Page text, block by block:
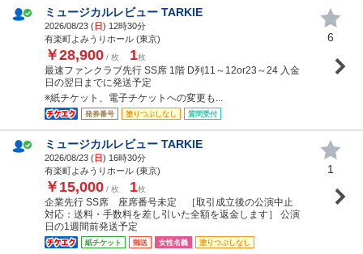
ミュージカルレビュー TARKIE
2026/08/23 (日) 12時30分
有楽町よみうりホール (東京)
￥28,900 / 枚 1枚
最速ファンクラブ先行 SS席 1階 D列11～12or23～24 入金
日の翌日までに発送予定
※紙チケット、電子チケットへの変更も...
発券番号 塗りつぶしなし 質問受付
6
ミュージカルレビュー TARKIE
2026/08/23 (日) 16時30分
有楽町よみうりホール (東京)
￥15,000 / 枚 1枚
企業先行 SS席 座席番号未定 ［取引成立後の公演中止
対応：送料・手数料を差し引いた全額を返金します］ 公演
日の1週間前発送予定
紙チケット 郵送 女性名義 塗りつぶしなし
1